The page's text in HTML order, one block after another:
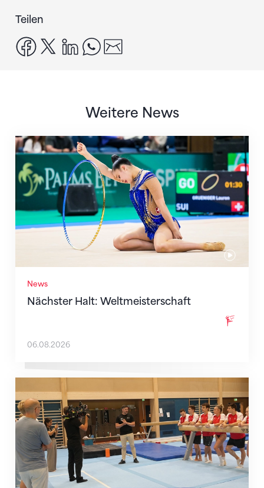
Teilen
facebook
x linkedinwhatsapp
Weitere News
News
Nächster Halt: Weltmeisterschaft
Nächster Halt: Weltmeisterschaft
06.08.2026
Mit klaren Zielen nach Zagreb